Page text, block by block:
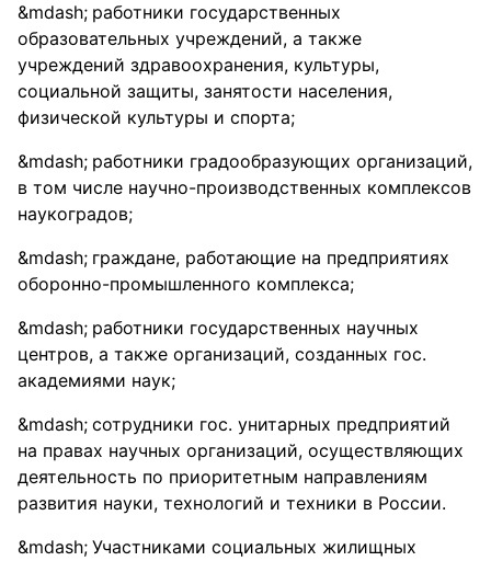
работники государственных
образовательных учреждений, а также
учреждений здравоохранения, культуры,
социальной защиты, занятости населения,
физической культуры и спорта;
работники градообразующих организаций,
в том числе научно-производственных комплексов
наукоградов;
граждане, работающие на предприятиях
оборонно-промышленного комплекса;
работники государственных научных
центров, а также организаций, созданных гос.
академиями наук;
сотрудники гос. унитарных предприятий
на правах научных организаций, осуществляющих
деятельность по приоритетным направлениям
развития науки, технологий и техники в России.
Участниками социальных жилищных